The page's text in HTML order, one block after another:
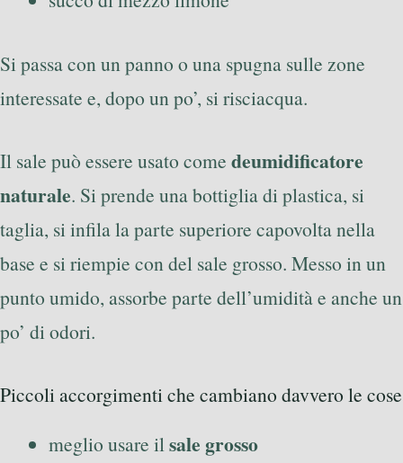
Si passa con un panno o una spugna sulle zone
interessate e, dopo un po’, si risciacqua.
Il sale può essere usato come deumidificatore
naturale. Si prende una bottiglia di plastica, si
taglia, si infila la parte superiore capovolta nella
base e si riempie con del sale grosso. Messo in un
punto umido, assorbe parte dell’umidità e anche un
po’ di odori.
Piccoli accorgimenti che cambiano davvero le cose
meglio usare ilsale grosso